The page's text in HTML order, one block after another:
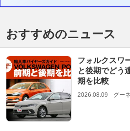
おすすめのニュース
フォルクスワ
と後期でどう
期を比較
2026.08.09 グー